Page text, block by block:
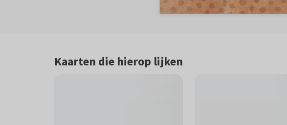
Kaarten die hierop lijken